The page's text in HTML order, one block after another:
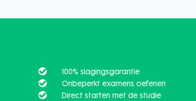
100% slagingsgarantie
Onbeperkt examens oefenen
Direct starten met de studie